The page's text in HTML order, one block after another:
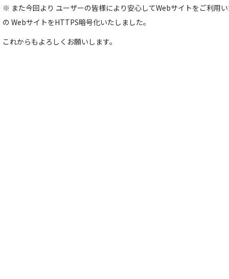
※ また今回より ユーザーの皆様により安心してWebサイトをご利用
の WebサイトをHTTPS暗号化いたしました。
これからもよろしくお願いします。